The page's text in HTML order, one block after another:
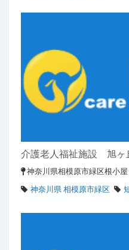
介護老人福祉施設 旭ヶ
神奈川県相模原市緑区根小
神奈川県 相模原市緑区